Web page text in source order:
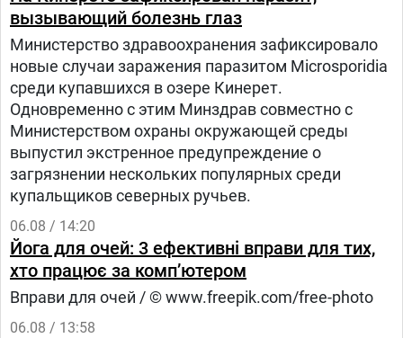
вызывающий болезнь глаз
Министерство здравоохранения зафиксировало
новые случаи заражения паразитом Microsporidia
среди купавшихся в озере Кинерет.
Одновременно с этим Минздрав совместно с
Министерством охраны окружающей среды
выпустил экстренное предупреждение о
загрязнении нескольких популярных среди
купальщиков северных ручьев.
06.08 / 14:20
Йога для очей: 3 ефективні вправи для тих,
хто працює за комп’ютером
Вправи для очей / © www.freepik.com/free-photo
06.08 / 13:58